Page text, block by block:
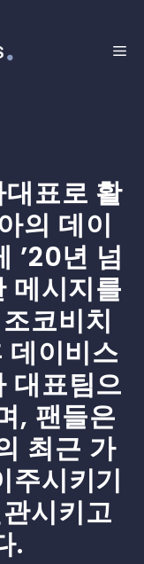
표로 활
의 데이
’20년 넘
메시지를
코비치
이비스
대표팀으
, 팬들은
최근 가
주시키기
시키고
.